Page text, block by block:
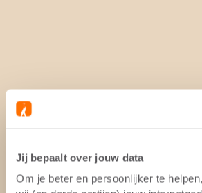
Jij bepaalt over jouw data
Om je beter en persoonlijker te